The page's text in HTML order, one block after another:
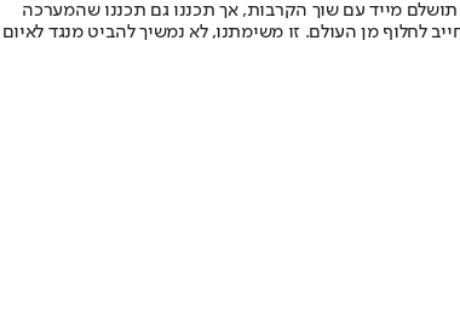
מייד עם שוך הקרבות, אך תכננו גם תכננו שהמערכה
לחלוף מן העולם. זו משימתנו, לא נמשיך להביט מנגד לאיום